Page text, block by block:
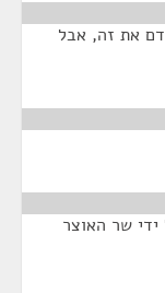
את זה, אבל
שר האוצר